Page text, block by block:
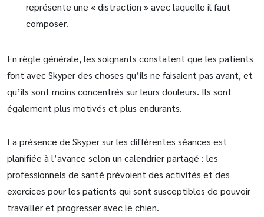
représente une « distraction » avec laquelle il faut
composer.
En règle générale, les soignants constatent que les patients
font avec Skyper des choses qu’ils ne faisaient pas avant, et
qu’ils sont moins concentrés sur leurs douleurs. Ils sont
également plus motivés et plus endurants.
La présence de Skyper sur les différentes séances est
planifiée à l’avance selon un calendrier partagé : les
professionnels de santé prévoient des activités et des
exercices pour les patients qui sont susceptibles de pouvoir
travailler et progresser avec le chien.